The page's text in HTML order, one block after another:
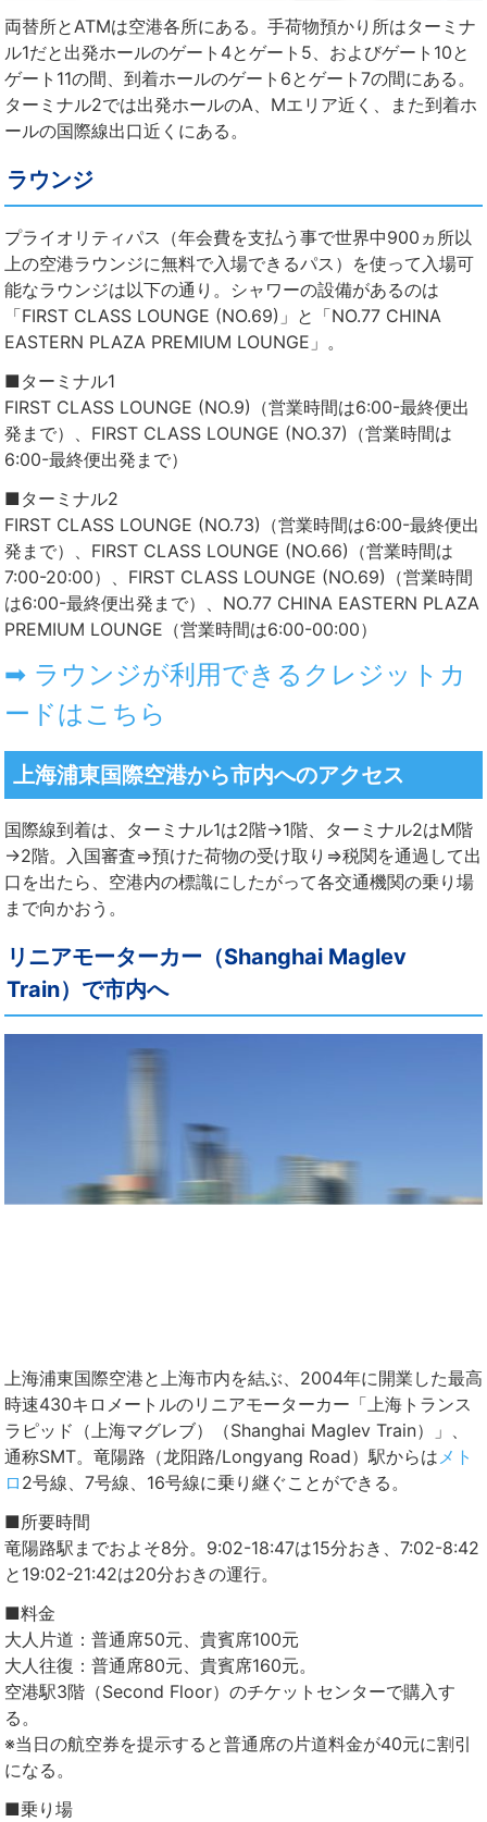
両替所とATMは空港各所にある。手荷物預かり所はターミナ
ル1だと出発ホールのゲート4とゲート5、およびゲート10と
ゲート11の間、到着ホールのゲート6とゲート7の間にある。
ターミナル2では出発ホールのA、Mエリア近く、また到着ホ
ールの国際線出口近くにある。
ラウンジ
プライオリティパス（年会費を支払う事で世界中900ヵ所以
上の空港ラウンジに無料で入場できるパス）を使って入場可
能なラウンジは以下の通り。シャワーの設備があるのは
「FIRST CLASS LOUNGE (NO.69)」と「NO.77 CHINA
EASTERN PLAZA PREMIUM LOUNGE」。
■ターミナル1
FIRST CLASS LOUNGE (NO.9)（営業時間は6:00-最終便出
発まで）、FIRST CLASS LOUNGE (NO.37)（営業時間は
6:00-最終便出発まで）
■ターミナル2
FIRST CLASS LOUNGE (NO.73)（営業時間は6:00-最終便出
発まで）、FIRST CLASS LOUNGE (NO.66)（営業時間は
7:00-20:00）、FIRST CLASS LOUNGE (NO.69)（営業時間
は6:00-最終便出発まで）、NO.77 CHINA EASTERN PLAZA
PREMIUM LOUNGE（営業時間は6:00-00:00）
➡ ラウンジが利用できるクレジットカ
ードはこちら
上海浦東国際空港から市内へのアクセス
国際線到着は、ターミナル1は2階→1階、ターミナル2はM階
→2階。入国審査⇒預けた荷物の受け取り⇒税関を通過して出
口を出たら、空港内の標識にしたがって各交通機関の乗り場
まで向かおう。
リニアモーターカー（Shanghai Maglev
Train）で市内へ
上海浦東国際空港と上海市内を結ぶ、2004年に開業した最高
時速430キロメートルのリニアモーターカー「上海トランス
ラピッド（上海マグレブ）（Shanghai Maglev Train）」、
通称SMT。竜陽路（龙阳路/Longyang Road）駅からはメト
ロ 2号線、7号線、16号線に乗り継ぐことができる。
■所要時間
竜陽路駅までおよそ8分。9:02-18:47は15分おき、7:02-8:42
と19:02-21:42は20分おきの運行。
■料金
大人片道：普通席50元、貴賓席100元
大人往復：普通席80元、貴賓席160元。
空港駅3階（Second Floor）のチケットセンターで購入す
る。
※当日の航空券を提示すると普通席の片道料金が40元に割引
になる。
■乗り場